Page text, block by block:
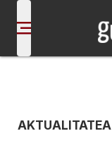
AKTUALITATEA